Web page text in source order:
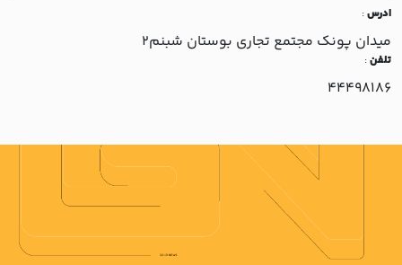
ادرس:
ميدان پونک مجتمع تجاري بوستان شبنم2
تلفن:
44498186